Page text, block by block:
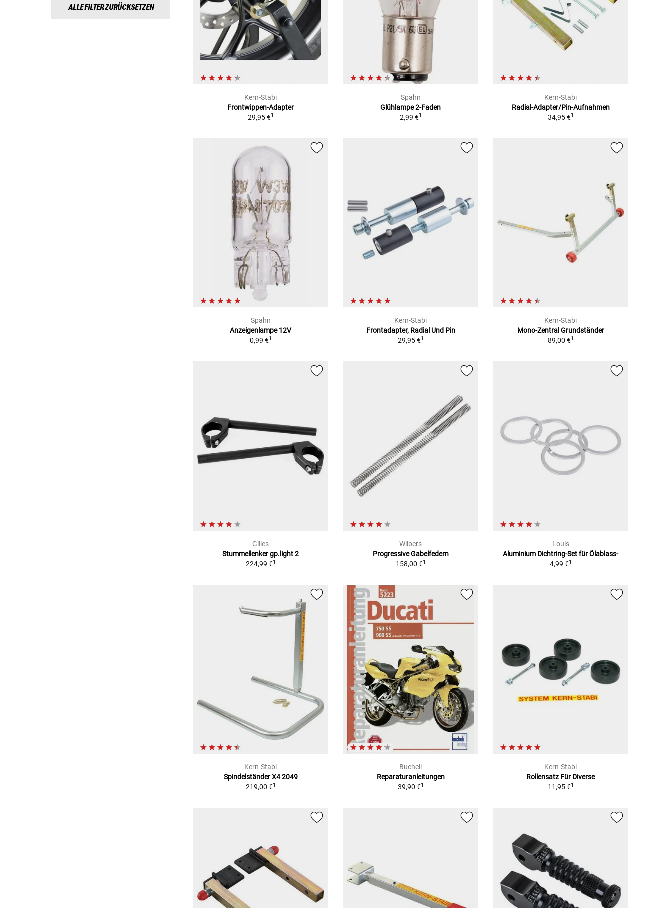
ALLE FILTER ZURÜCKSETZEN
Kern-Stabi
Frontwippen-Adapter
29,95 €1
Spahn
Glühlampe 2-Faden
2,99 €1
Kern-Stabi
Radial-Adapter/Pin-Aufnahmen
34,95 €1
Spahn
Anzeigenlampe 12V
0,99 €1
Kern-Stabi
Frontadapter, Radial Und Pin
29,95 €1
Kern-Stabi
Mono-Zentral Grundständer
89,00 €1
Gilles
Stummellenker gp.light 2
224,99 €1
Wilbers
Progressive Gabelfedern
158,00 €1
Louis
Aluminium Dichtring-Set für Ölablass-
4,99 €1
Kern-Stabi
Spindelständer X4 2049
219,00 €1
Bucheli
Reparaturanleitungen
39,90 €1
Kern-Stabi
Rollensatz Für Diverse
11,95 €1